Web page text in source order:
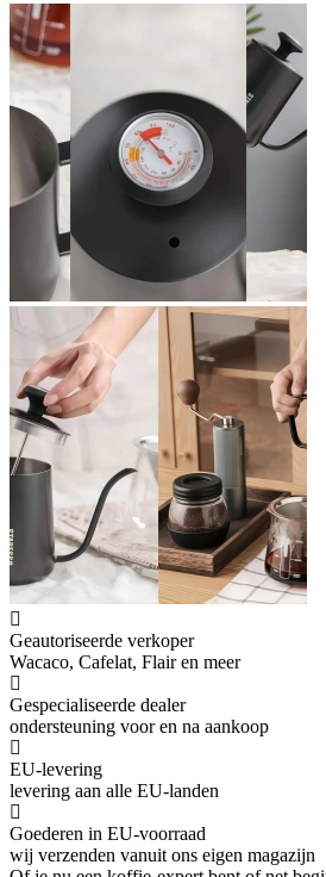
Geautoriseerde verkoper
Wacaco, Cafelat, Flair en meer
Gespecialiseerde dealer
ondersteuning voor en na aankoop
EU-levering
levering aan alle EU-landen
Goederen in EU-voorraad
wij verzenden vanuit ons eigen magazijn